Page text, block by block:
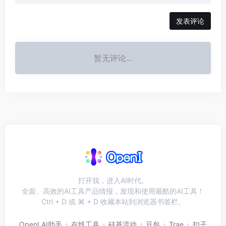
发表评论
暂无评论...
打开我，进入AI时代。
全面、高效的AI工具产品情报，发现和使用最酷的AI工具！
Ctrl + D 或 ⌘ + D 收藏本站到浏览器书签栏。
OpenI AI助手 在线工具 硅基流动 豆包 Trae 扣子